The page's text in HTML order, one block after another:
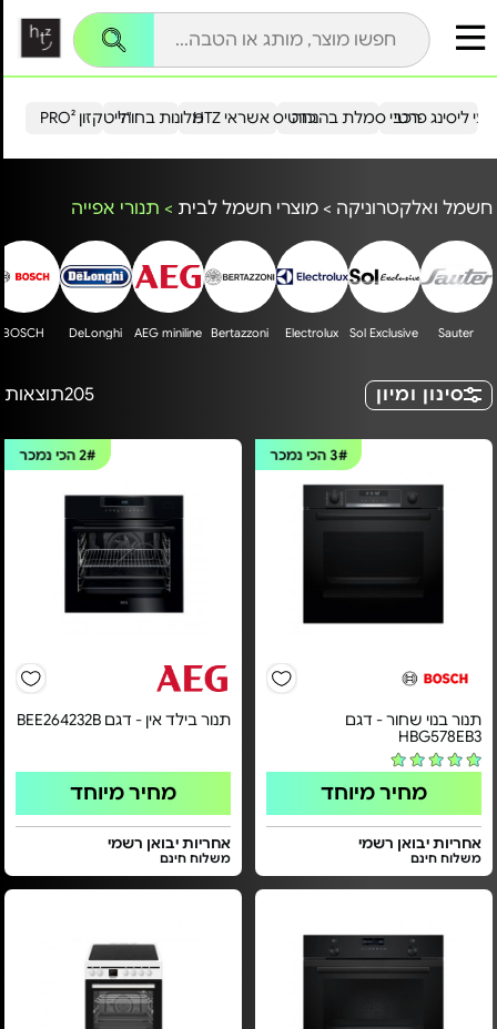
הייטקזון PRO²מלונות בחו"ל כרטיס אשראי HTZ ליסינג פרטירכבי סמלת בהנחה
חשמל ואלקטרוניקה > מוצרי חשמל לבית > תנורי אפייה
Sauter
Sol Exclusive
Electrolux
Bertazzoni
AEG miniline
DeLonghi
BOSCH
סינון ומיון 205תוצאות
3#הכי נמכר
תנור בנוי שחור - דגם
HBG578EB3
מחיר מיוחד
אחריות יבואן רשמי
משלוח חינם
2#הכי נמכר
תנור בילד אין - דגם BEE264232B
מחיר מיוחד
אחריות יבואן רשמי
משלוח חינם